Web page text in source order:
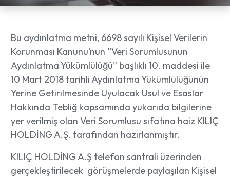
Bu aydınlatma metni, 6698 sayılı Kişisel Verilerin
Korunması Kanunu’nun “Veri Sorumlusunun
Aydınlatma Yükümlülüğü” başlıklı 10. maddesi ile
10 Mart 2018 tarihli Aydınlatma Yükümlülüğünün
Yerine Getirilmesinde Uyulacak Usul ve Esaslar
Hakkında Tebliğ kapsamında yukarıda bilgilerine
yer verilmiş olan Veri Sorumlusu sıfatına haiz KILIÇ
HOLDİNG A.Ş. tarafından hazırlanmıştır.
KILIÇ HOLDİNG A.Ş telefon santrali üzerinden
gerçekleştirilecek görüşmelerde paylaşılan Kişisel